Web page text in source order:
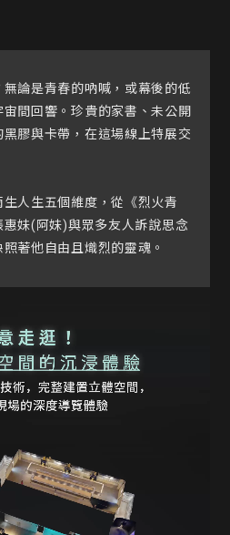
論是青春的吶喊，或幕後的低
間回響。珍貴的家書、未公開
膠與卡帶，在這場線上特展交
人生五個維度，從《烈火青
妹(阿妹)與眾多友人訴說思念
著他自由且熾烈的靈魂。